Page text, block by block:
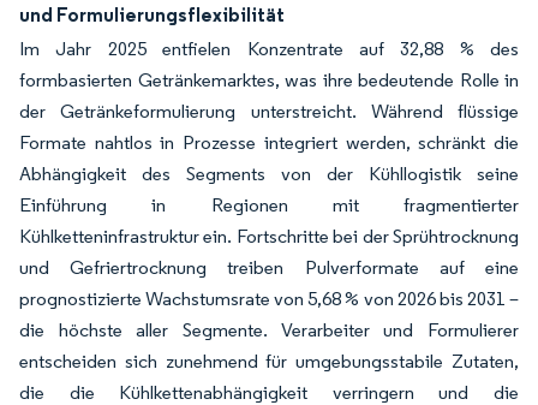
und Formulierungsflexibilität
Im Jahr 2025 entfielen Konzentrate auf 32,88 % des
formbasierten Getränkemarktes, was ihre bedeutende Rolle in
der Getränkeformulierung unterstreicht. Während flüssige
Formate nahtlos in Prozesse integriert werden, schränkt die
Abhängigkeit des Segments von der Kühllogistik seine
Einführung in Regionen mit fragmentierter
Kühlketteninfrastruktur ein. Fortschritte bei der Sprühtrocknung
und Gefriertrocknung treiben Pulverformate auf eine
prognostizierte Wachstumsrate von 5,68 % von 2026 bis 2031 –
die höchste aller Segmente. Verarbeiter und Formulierer
entscheiden sich zunehmend für umgebungsstabile Zutaten,
die die Kühlkettenabhängigkeit verringern und die